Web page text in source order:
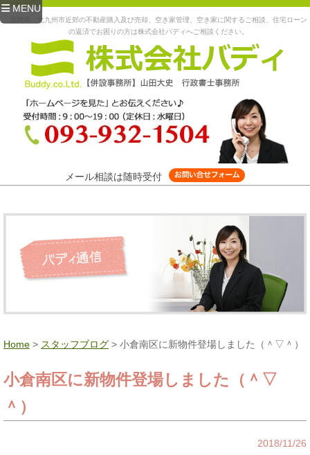
MENU
福岡県、北九州市近郊の不動産購入及び売却、空き家管理、空き家に関するご相談、住宅ローン
の返済でお困りの方は株式会社バディへご相談ください。
メール相談は随時受付
Home > スタッフブログ > 小倉南区に新物件登場しました（＾▽＾）
小倉南区に新物件登場しました（＾▽
＾）
2018/11/26